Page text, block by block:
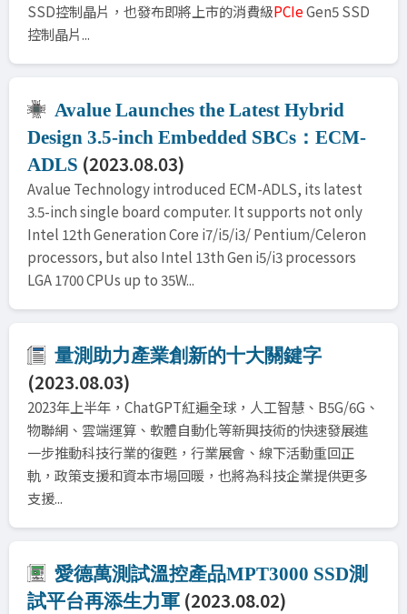
SSD控制晶片，也發布即將上市的消費級PCIeGen5 SSD
控制晶片...
Avalue Launches the Latest Hybrid
Design 3.5-inch Embedded SBCs：ECM-
ADLS (2023.08.03)
Avalue Technology introduced ECM-ADLS, its latest
3.5-inch single board computer. It supports not only
Intel 12th Generation Core i7/i5/i3/ Pentium/Celeron
processors, but also Intel 13th Gen i5/i3 processors
LGA 1700 CPUs up to 35W...
量測助力產業創新的十大關鍵字
(2023.08.03)
2023年上半年，ChatGPT紅遍全球，人工智慧、B5G/6G、
物聯網、雲端運算、軟體自動化等新興技術的快速發展進
一步推動科技行業的復甦，行業展會、線下活動重回正
軌，政策支援和資本市場回暖，也將為科技企業提供更多
支援...
愛德萬測試溫控產品MPT3000 SSD測
試平台再添生力軍 (2023.08.02)